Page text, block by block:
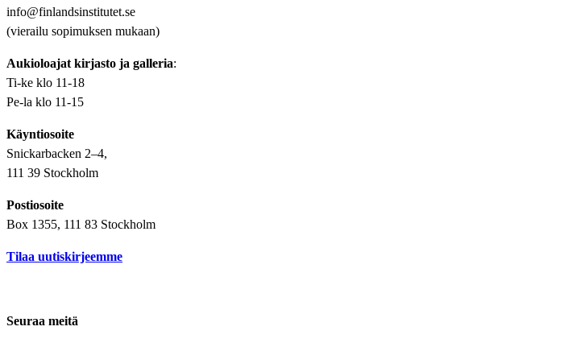
info@finlandsinstitutet.se
(vierailu sopimuksen mukaan)
Aukioloajat kirjasto ja galleria:
Ti-ke klo 11-18
Pe-la klo 11-15
Käyntiosoite
Snickarbacken 2–4,
111 39 Stockholm
Postiosoite
Box 1355, 111 83 Stockholm
Tilaa uutiskirjeemme
Seuraa meitä